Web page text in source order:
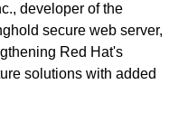
developer of the
secure web server,
Red Hat's
solutions with added